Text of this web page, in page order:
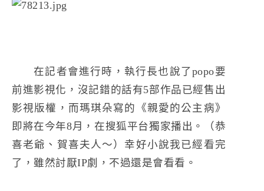
在記者會進行時，執行長也說了popo要
前進影視化，沒記錯的話有5部作品已經售出
影視版權，而瑪琪朵寫的《親愛的公主病》
即將在今年8月，在搜狐平台獨家播出。（恭
喜老爺、賀喜夫人～）幸好小說我已經看完
了，雖然討厭IP劇，不過還是會看看。